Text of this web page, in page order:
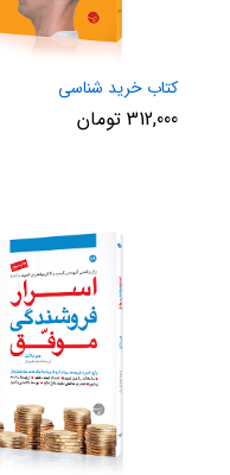
کتاب خرید شناسی
312,000 تومان